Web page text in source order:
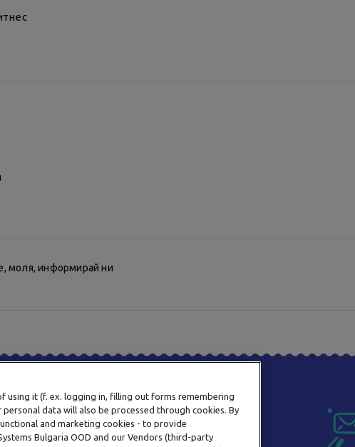
моля, информирай ни
it (f. ex. logging in, filling out forms remembering
data will also be processed through cookies. By
and marketing cookies - to provide
Bulgaria OOD and our Vendors (third-party